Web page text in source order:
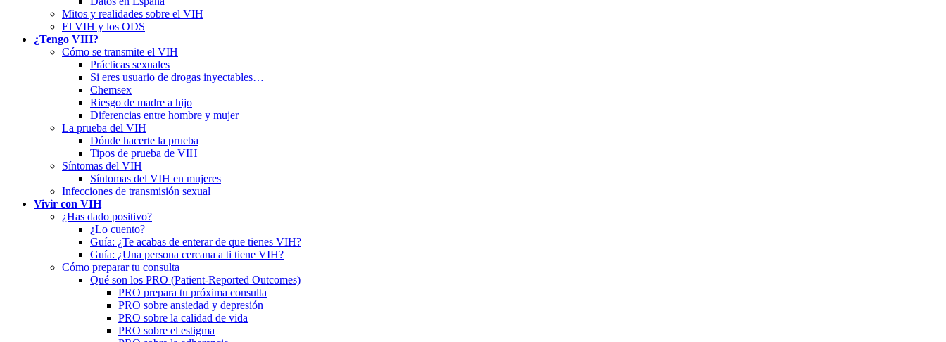
Mitos y realidades sobre el VIH
El VIH y los ODS
¿Tengo VIH?
Cómo se transmite el VIH
Prácticas sexuales
Si eres usuario de drogas inyectables…
Chemsex
Riesgo de madre a hijo
Diferencias entre hombre y mujer
La prueba del VIH
Dónde hacerte la prueba
Tipos de prueba de VIH
Síntomas del VIH
Síntomas del VIH en mujeres
Infecciones de transmisión sexual
Vivir con VIH
¿Has dado positivo?
¿Lo cuento?
Guía: ¿Te acabas de enterar de que tienes VIH?
Guía: ¿Una persona cercana a ti tiene VIH?
Cómo preparar tu consulta
Qué son los PRO (Patient-Reported Outcomes)
PRO prepara tu próxima consulta
PRO sobre ansiedad y depresión
PRO sobre la calidad de vida
PRO sobre el estigma